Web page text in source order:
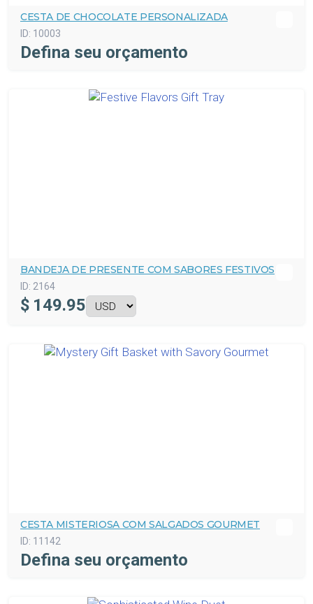
CESTA DE CHOCOLATE PERSONALIZADA
ID: 10003
Defina seu orçamento
BANDEJA DE PRESENTE COM SABORES FESTIVOS
ID: 2164
$ 149.95
CESTA MISTERIOSA COM SALGADOS GOURMET
ID: 11142
Defina seu orçamento